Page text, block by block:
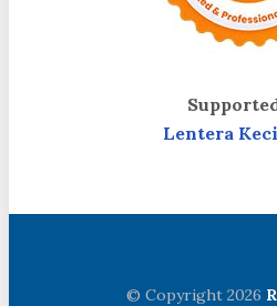
Lentera
© Copyright 2026